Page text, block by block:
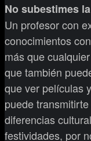
No subestimes
Un profesor con
conocimientos
más que
que también
que ver películas
puede
diferencias
festividades, por